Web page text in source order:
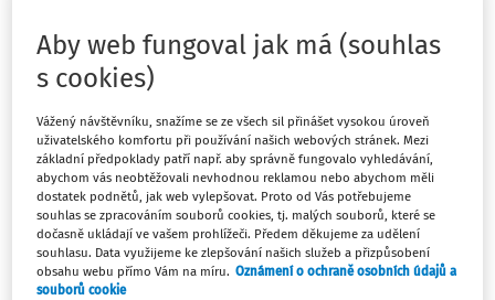
Filtr
Počet vyhledaných dokumentů:2
Řadit podle:
Nejnovější Nejstarší
ČLÁNKY
Algoritmické řízení platformové práce: nová
Aby web fungoval jak má (souhlas
s cookies)
Vážený návštěvníku, snažíme se ze všech sil přinášet vysokou úroveň
uživatelského komfortu při používání našich webových stránek. Mezi
základní předpoklady patří např. aby správně fungovalo vyhledávání,
abychom vás neobtěžovali nevhodnou reklamou nebo abychom měli
dostatek podnětů, jak web vylepšovat. Proto od Vás potřebujeme
souhlas se zpracováním souborů cookies, tj. malých souborů, které se
dočasně ukládají ve vašem prohlížeči. Předem děkujeme za udělení
souhlasu. Data využijeme ke zlepšování našich služeb a přizpůsobení
obsahu webu přímo Vám na míru. Oznámení o ochraně osobních údajů a
souborů cookie